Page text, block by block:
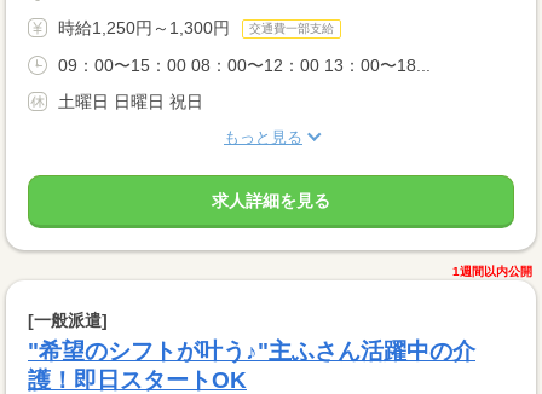
時給1,250円～1,300円 交通費一部支給
09：00〜15：00 08：00〜12：00 13：00〜18...
土曜日 日曜日 祝日
もっと見る
求人詳細を見る
1週間以内公開
[一般派遣]
"希望のシフトが叶う♪"主ふさん活躍中の介
護！即日スタートOK